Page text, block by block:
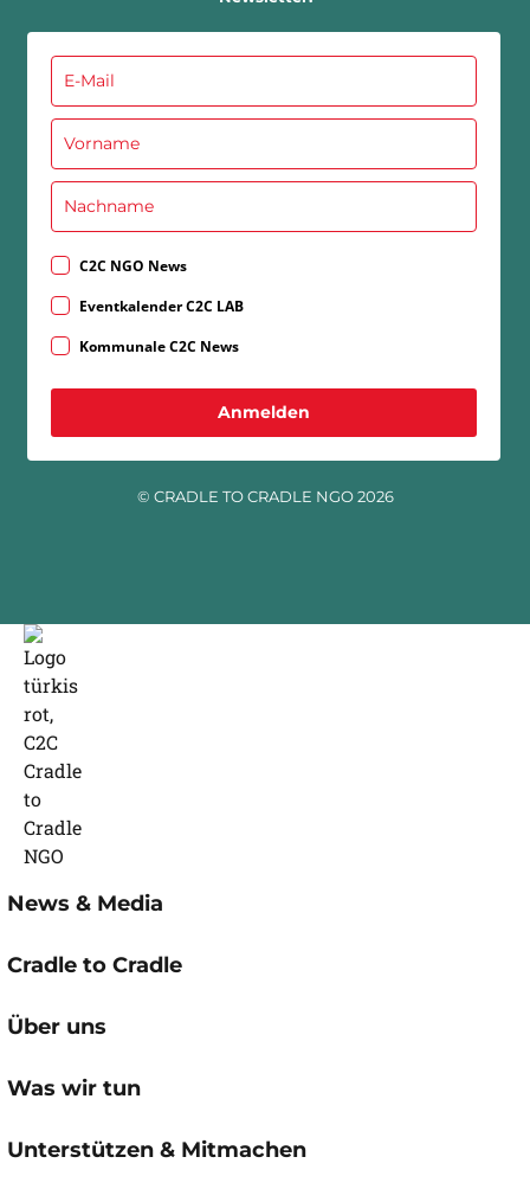
C2C NGO News
Eventkalender C2C LAB
Kommunale C2C News
Anmelden
© CRADLE TO CRADLE NGO 2026
News & Media
Cradle to Cradle
Über uns
Was wir tun
Unterstützen & Mitmachen